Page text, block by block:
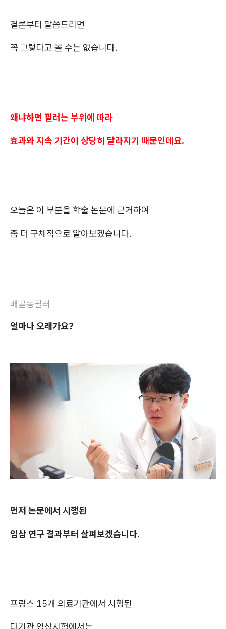
결론부터 말씀드리면
꼭 그렇다고 볼 수는 없습니다.
왜냐하면 필러는 부위에 따라
효과와 지속 기간이 상당히 달라지기 때문인데요.
오늘은 이 부분을 학술 논문에 근거하여
좀 더 구체적으로 알아보겠습니다.
배곧동필러
얼마나 오래가요?
먼저 논문에서 시행된
임상 연구 결과부터 살펴보겠습니다.
프랑스 15개 의료기관에서 시행된